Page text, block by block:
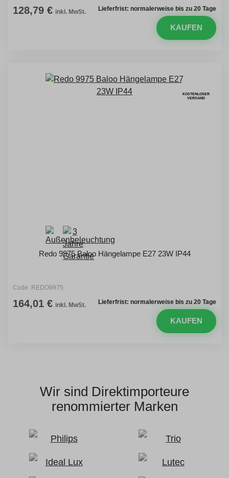
Lieferfrist: normalerweise bis zu 20 Tage
128,79 € inkl. MwSt.
KAUFEN
KOSTENLOSER
VERSAND
Redo 9975 Baloo Hängelampe E27 23W IP44
Code: REDO9975
Lieferfrist: normalerweise bis zu 20 Tage
164,01 € inkl. MwSt.
KAUFEN
Wir sind Direktimporteure
renommierter Marken